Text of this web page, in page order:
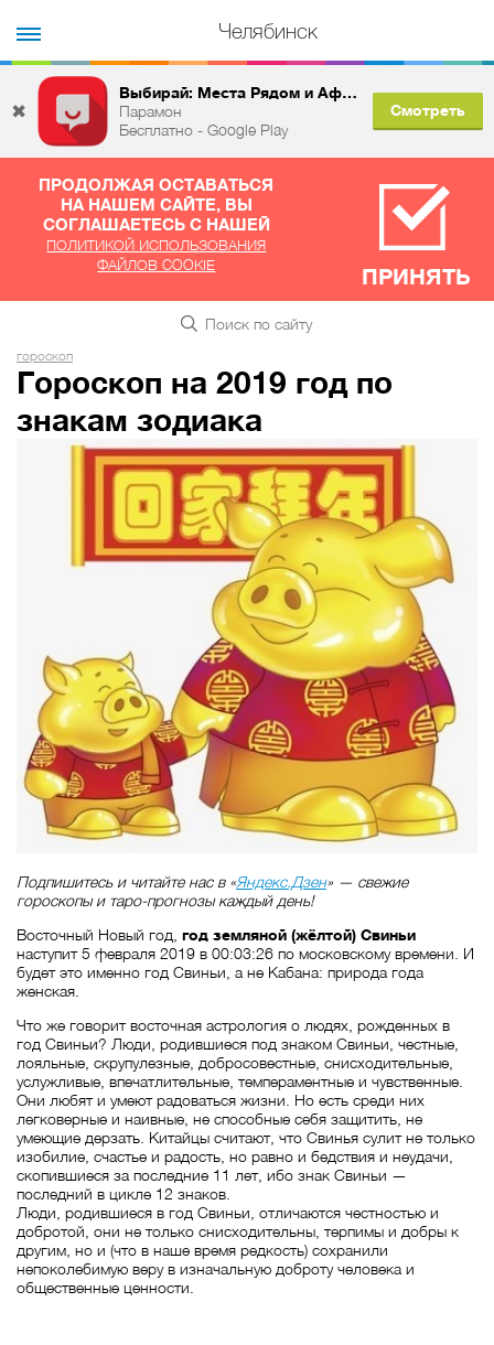
✖
Выбирай: Места Рядом и Афиша
Парамон
Бесплатно - Google Play
Смотреть
ПРОДОЛЖАЯ ОСТАВАТЬСЯ
НА НАШЕМ САЙТЕ, ВЫ
СОГЛАШАЕТЕСЬ С НАШЕЙ
ПОЛИТИКОЙ ИСПОЛЬЗОВАНИЯ
ФАЙЛОВ COOKIE
ПРИНЯТЬ
Челябинск
гороскоп
Гороскоп на 2019 год по
знакам зодиака
Подпишитесь и читайте нас в «Яндекс.Дзен» — свежие
гороскопы и таро-прогнозы каждый день!
Восточный Новый год, год земляной (жёлтой) Свиньи
наступит 5 февраля 2019 в 00:03:26 по московскому времени. И
будет это именно год Свиньи, а не Кабана: природа года
женская.
Что же говорит восточная астрология о людях, рожденных в
год Свиньи? Люди, родившиеся под знаком Свиньи, честные,
лояльные, скрупулезные, добросовестные, снисходительные,
услужливые, впечатлительные, темпераментные и чувственные.
Они любят и умеют радоваться жизни. Но есть среди них
легковерные и наивные, не способные себя защитить, не
умеющие дерзать. Китайцы считают, что Свинья сулит не только
изобилие, счастье и радость, но равно и бедствия и неудачи,
скопившиеся за последние 11 лет, ибо знак Свиньи —
последний в цикле 12 знаков.
Люди, родившиеся в год Свиньи, отличаются честностью и
добротой, они не только снисходительны, терпимы и добры к
другим, но и (что в наше время редкость) сохранили
непоколебимую веру в изначальную доброту человека и
общественные ценности.